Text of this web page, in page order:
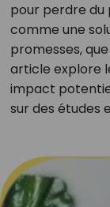
pour perdre du
comme une
promesses,
article explore
impact
sur des études